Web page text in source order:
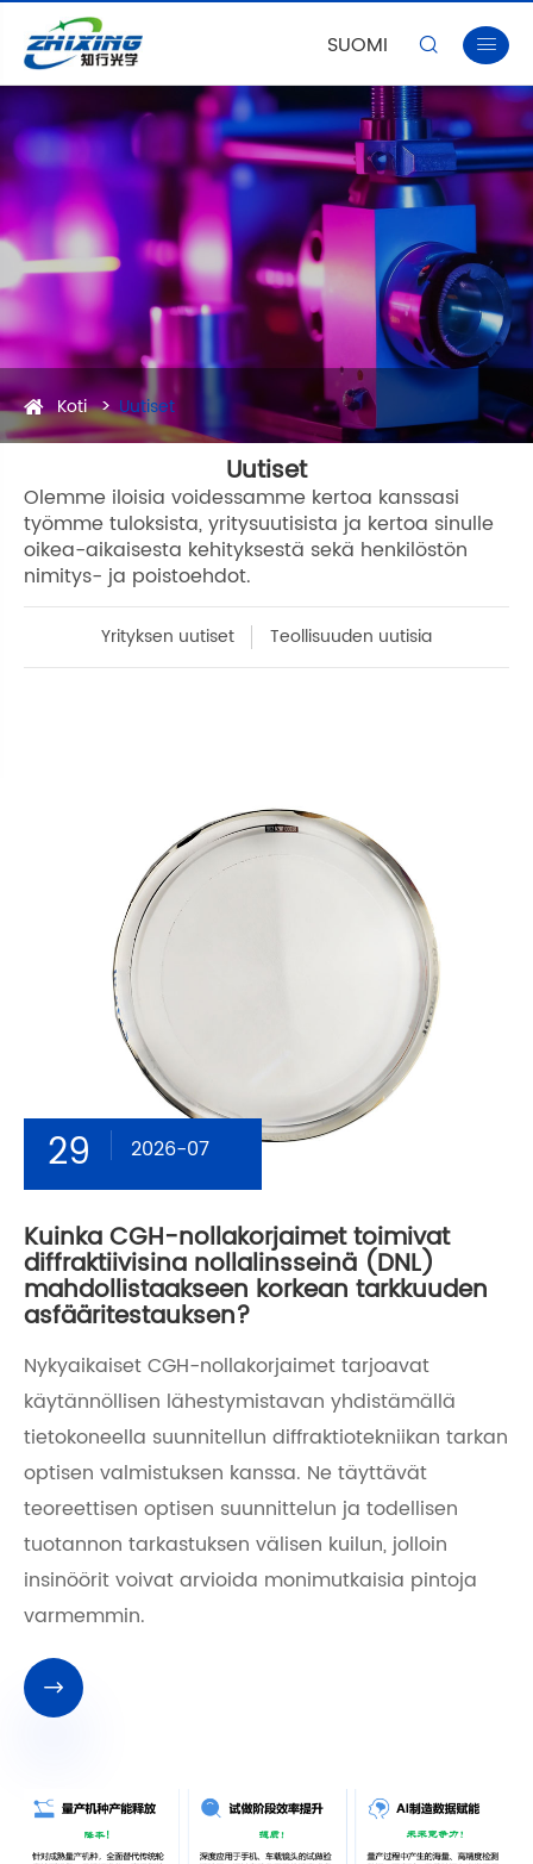
SUOMI  
Koti Uutiset
Uutiset
Olemme iloisia voidessamme kertoa kanssasi
työmme tuloksista, yritysuutisista ja kertoa sinulle
oikea-aikaisesta kehityksestä sekä henkilöstön
nimitys- ja poistoehdot.
Yrityksen uutiset Teollisuuden uutisia
29 2026-07
Kuinka CGH-nollakorjaimet toimivat
diffraktiivisina nollalinsseinä (DNL)
mahdollistaakseen korkean tarkkuuden
asfääritestauksen?
Nykyaikaiset CGH-nollakorjaimet tarjoavat
käytännöllisen lähestymistavan yhdistämällä
tietokoneella suunnitellun diffraktiotekniikan tarkan
optisen valmistuksen kanssa. Ne täyttävät
teoreettisen optisen suunnittelun ja todellisen
tuotannon tarkastuksen välisen kuilun, jolloin
insinöörit voivat arvioida monimutkaisia ​​pintoja
varmemmin.
